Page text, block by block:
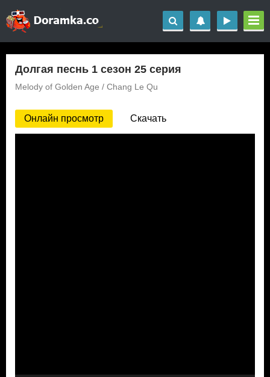
Долгая песнь 1 сезон 25 серия
Melody of Golden Age / Chang Le Qu
Онлайн просмотр Скачать